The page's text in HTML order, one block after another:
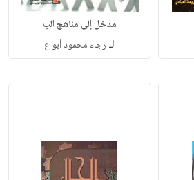
مدخل إلى مناهج الب
لـ رجاء محمود أبو ع